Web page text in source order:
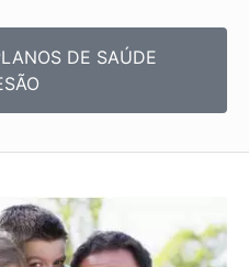
DE SAÚDE